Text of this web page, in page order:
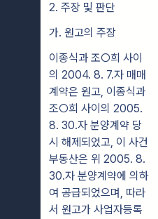
2. 주장 및 판단
가. 원고의 주장
이종식과 조○희 사이
의 2004. 8. 7.자 매매
계약은 원고, 이종식과
조○희 사이의 2005.
8. 30.자 분양계약 당
시 해제되었고, 이 사건
부동산은 위 2005. 8.
30.자 분양계약에 의하
여 공급되었으며, 따라
서 원고가 사업자등록